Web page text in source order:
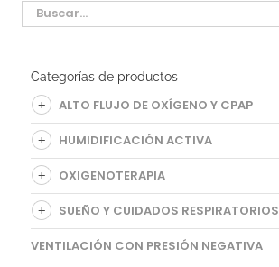
Categorías de productos
ALTO FLUJO DE OXÍGENO Y CPAP
HUMIDIFICACIÓN ACTIVA
OXIGENOTERAPIA
SUEÑO Y CUIDADOS RESPIRATORIOS
VENTILACIÓN CON PRESIÓN NEGATIVA